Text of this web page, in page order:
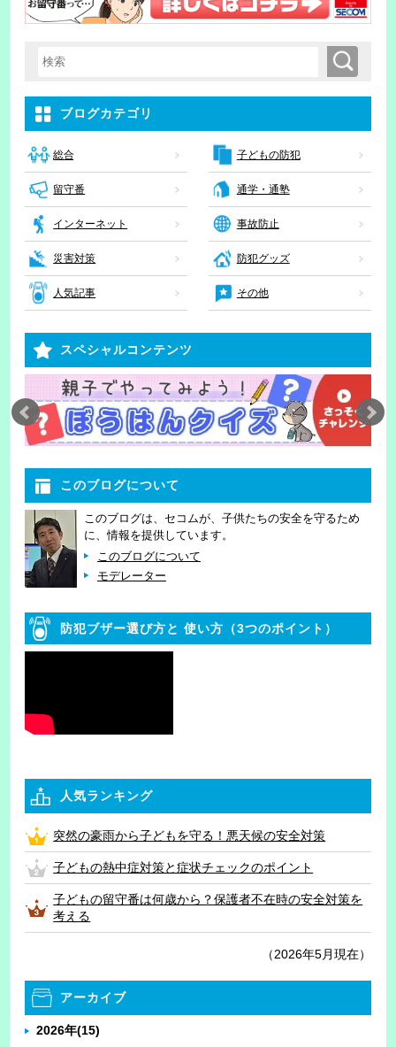
検索キーワード入力 検索
ブログカテゴリ
総合 子どもの防犯
留守番 通学・通塾
インターネット 事故防止
災害対策 防犯グッズ
人気記事 その他
スペシャルコンテンツ
このブログについて
このブログは、セコムが、子供たちの安全を守るため
に、情報を提供しています。
このブログについて
モデレーター
防犯ブザー選び方と 使い方（3つのポイント）
人気ランキング
突然の豪雨から子どもを守る！悪天候の安全対策
子どもの熱中症対策と症状チェックのポイント
子どもの留守番は何歳から？保護者不在時の安全対策を
考える
（2026年5月現在）
アーカイブ
2026年(15)